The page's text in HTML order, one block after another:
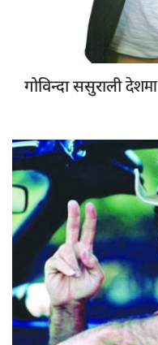
गोविन्दा ससुरालीदेशमा